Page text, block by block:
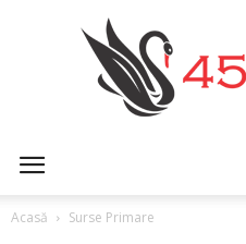
Acasă Surse Primare